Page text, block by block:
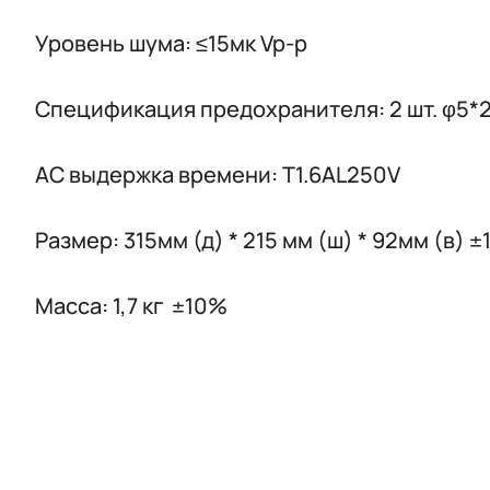
Уровень шума: ≤15мк Vp-p
Спецификация предохранителя: 2 шт.
AC выдержка времени: T1.6AL250V
Размер: 315мм (д) * 215 мм (ш) * 92мм (в)
Масса: 1,7 кг ±10%